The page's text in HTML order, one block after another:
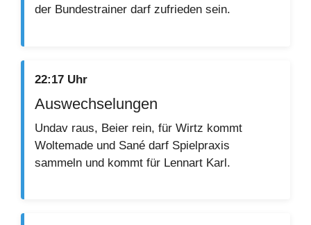
der Bundestrainer darf zufrieden sein.
22:17 Uhr
Auswechselungen
Undav raus, Beier rein, für Wirtz kommt
Woltemade und Sané darf Spielpraxis
sammeln und kommt für Lennart Karl.